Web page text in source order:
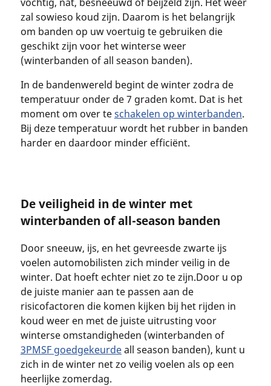
vochtig, nat, besneeuwd of beijzeld zijn. Het weer
zal sowieso koud zijn. Daarom is het belangrijk
om banden op uw voertuig te gebruiken die
geschikt zijn voor het winterse weer
(winterbanden of all season banden).
In de bandenwereld begint de winter zodra de
temperatuur onder de 7 graden komt. Dat is het
moment om over teschakelen op winterbanden.
Bij deze temperatuur wordt het rubber in banden
harder en daardoor minder efficiënt.
De veiligheid in de winter met
winterbanden of all-season banden
Door sneeuw, ijs, en het gevreesde zwarte ijs
voelen automobilisten zich minder veilig in de
winter. Dat hoeft echter niet zo te zijn.Door u op
de juiste manier aan te passen aan de
risicofactoren die komen kijken bij het rijden in
koud weer en met de juiste uitrusting voor
winterse omstandigheden (winterbanden of
3PMSF goedgekeurdeall season banden), kunt u
zich in de winter net zo veilig voelen als op een
heerlijke zomerdag.